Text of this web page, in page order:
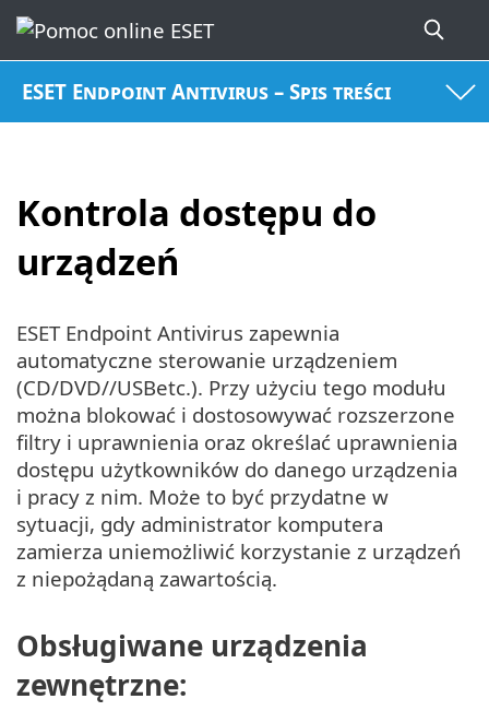
ESET Endpoint Antivirus – Spis treści
Kontrola dostępu do
urządzeń
ESET Endpoint Antivirus zapewnia
automatyczne sterowanie urządzeniem
(CD/DVD//USBetc.). Przy użyciu tego modułu
można blokować i dostosowywać rozszerzone
filtry i uprawnienia oraz określać uprawnienia
dostępu użytkowników do danego urządzenia
i pracy z nim. Może to być przydatne w
sytuacji, gdy administrator komputera
zamierza uniemożliwić korzystanie z urządzeń
z niepożądaną zawartością.
Obsługiwane urządzenia
zewnętrzne: